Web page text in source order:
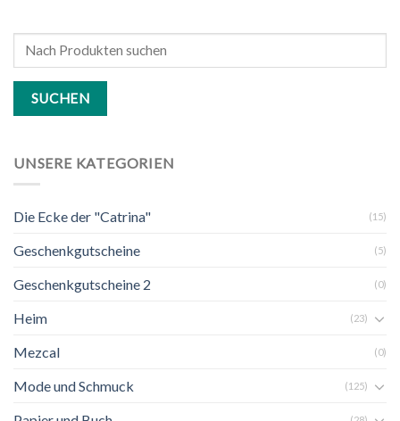
Search
UNSERE KATEGORIEN
Die Ecke der "Catrina" (15)
Geschenkgutscheine (5)
Geschenkgutscheine 2 (0)
Heim (23)
Mezcal (0)
Mode und Schmuck (125)